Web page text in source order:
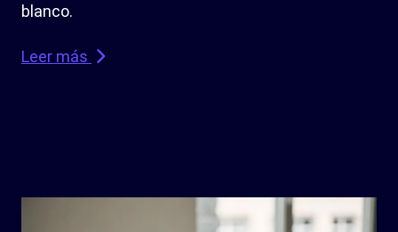
blanco.
Leer más